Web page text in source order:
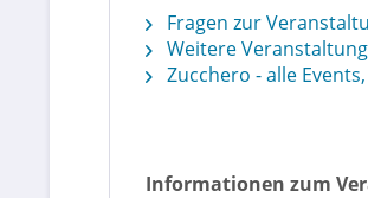
Fragen zur
Weitere
Zucchero - alle
Informationen zum